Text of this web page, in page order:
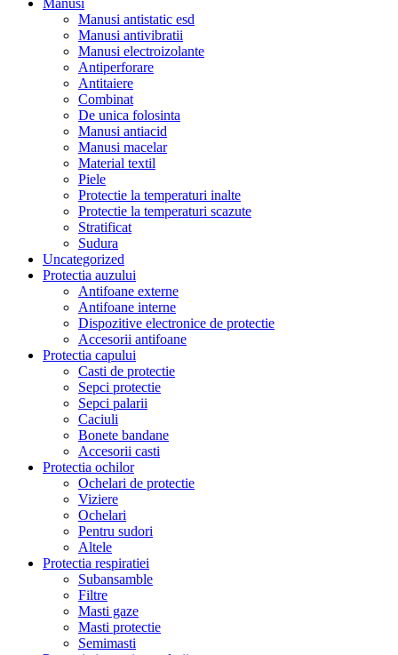
Manusi
Manusi antistatic esd
Manusi antivibratii
Manusi electroizolante
Antiperforare
Antitaiere
Combinat
De unica folosinta
Manusi antiacid
Manusi macelar
Material textil
Piele
Protectie la temperaturi inalte
Protectie la temperaturi scazute
Stratificat
Sudura
Uncategorized
Protectia auzului
Antifoane externe
Antifoane interne
Dispozitive electronice de protectie
Accesorii antifoane
Protectia capului
Casti de protectie
Sepci protectie
Sepci palarii
Caciuli
Bonete bandane
Accesorii casti
Protectia ochilor
Ochelari de protectie
Viziere
Ochelari
Pentru sudori
Altele
Protectia respiratiei
Subansamble
Filtre
Masti gaze
Masti protectie
Semimasti